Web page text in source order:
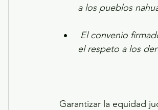
a los pueblos
El convenio
el respeto a los
Garantizar la equidad